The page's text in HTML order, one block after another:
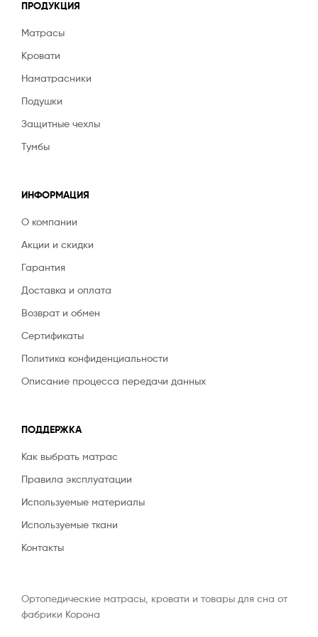
ПРОДУКЦИЯ
Матрасы
Кровати
Наматрасники
Подушки
Защитные чехлы
Тумбы
ИНФОРМАЦИЯ
О компании
Акции и скидки
Гарантия
Доставка и оплата
Возврат и обмен
Сертификаты
Политика конфиденциальности
Описание процесса передачи данных
ПОДДЕРЖКА
Как выбрать матрас
Правила эксплуатации
Используемые материалы
Используемые ткани
Контакты
Ортопедические матрасы, кровати и товары для сна от
фабрики Корона